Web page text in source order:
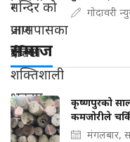
गोदावरी
समाज
कृष्णपुरको
कमजोरीले
मंगलबार,